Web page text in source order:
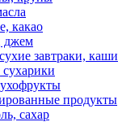
какао
джем
завтраки, каши
продукты
сахар